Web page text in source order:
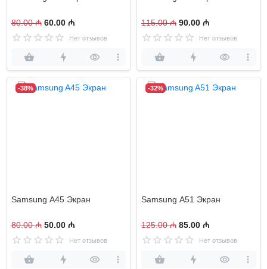
80.00 ₼ 60.00 ₼
Нет отзывов
115.00 ₼ 90.00 ₼
Нет отзывов
-38%
Samsung A45 Экран
80.00 ₼ 50.00 ₼
Нет отзывов
-32%
Samsung A51 Экран
125.00 ₼ 85.00 ₼
Нет отзывов